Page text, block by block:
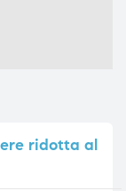
ridotta al